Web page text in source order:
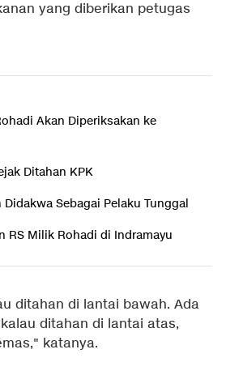
yang diberikan petugas
Akan Diperiksakan ke
Ditahan KPK
Sebagai Pelaku Tunggal
RS Milik Rohadi di Indramayu
ditahan di lantai bawah. Ada
ditahan di lantai atas,
katanya.